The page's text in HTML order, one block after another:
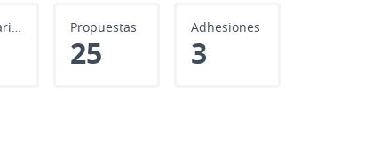
Comentarios Propuestas
25
Adhesiones
3